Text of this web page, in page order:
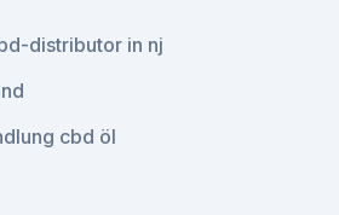
distributor in nj
cbd öl